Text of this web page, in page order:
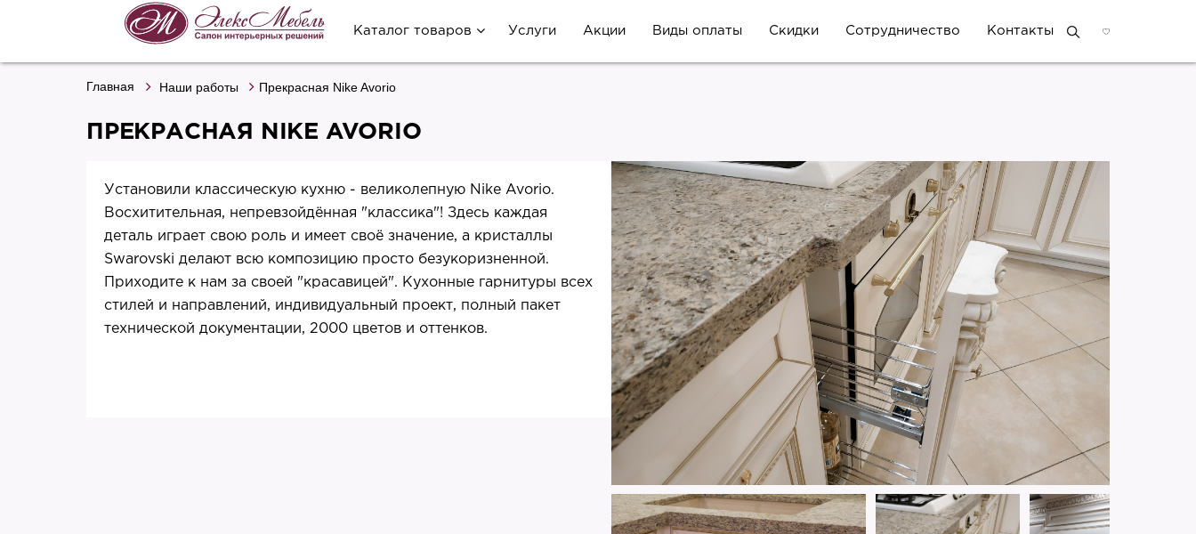
Каталог товаров Услуги Акции Виды оплаты Скидки Сотрудничество Контакты
Главная Наши работы Прекрасная Nike Avorio
ПРЕКРАСНАЯ NIKE AVORIO
Установили классическую кухню - великолепную Nike Avorio.
Восхитительная, непревзойдённая "классика"! Здесь каждая
деталь играет свою роль и имеет своё значение, а кристаллы
Swarovski делают всю композицию просто безукоризненной.
Приходите к нам за своей "красавицей". Кухонные гарнитуры всех
стилей и направлений, индивидуальный проект, полный пакет
технической документации, 2000 цветов и оттенков.